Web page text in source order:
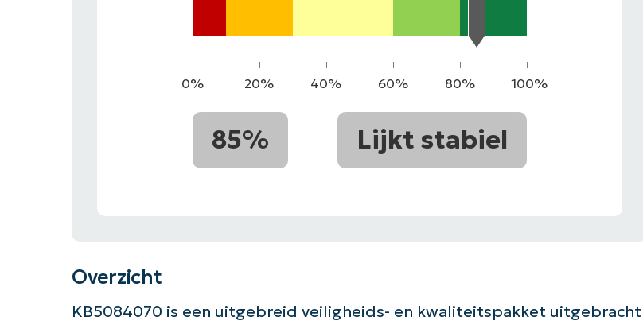
0% 20% 40% 60% 80% 100%
85% Lijkt stabiel
Overzicht
KB5084070 is een uitgebreid veiligheids- en kwaliteitspakket uitgebracht